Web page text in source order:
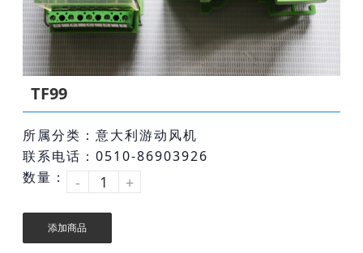
TF99
所属分类：意大利游动风机
联系电话：0510-86903926
数量：
- +
添加商品